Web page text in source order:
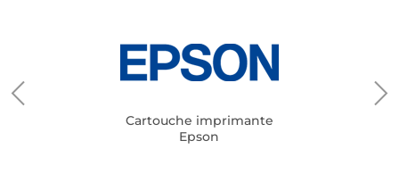
Cartouche imprimante
Epson